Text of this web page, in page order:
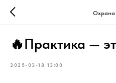
Охрана
🔥Практика —
2025-03-18 13:00